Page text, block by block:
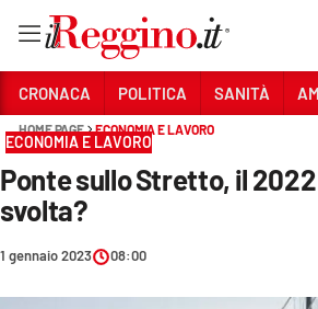
Sezioni
CRONACA
CRONACA POLITICA SANITÀ
HOME PAGE ECONOMIA E LAVORO
ECONOMIA E LAVORO
Ponte sullo Stretto, il 2022
svolta?
1 gennaio 2023 08:00